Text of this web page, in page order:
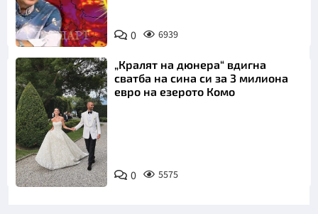
0 6939
Снимка:
Инстаграм
„Кралят на дюнера“ вдигна
сватба на сина си за 3 милиона
евро на езерото Комо
0 5575